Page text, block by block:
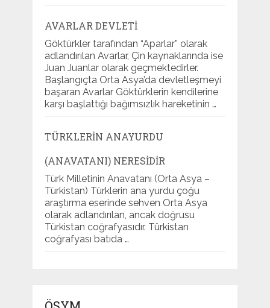
AVARLAR DEVLETI
Göktürkler tarafından “Aparlar” olarak
adlandırılan Avarlar, Çin kaynaklarında ise
Juan Juanlar olarak geçmektedirler.
Başlangıçta Orta Asya’da devletleşmeyi
başaran Avarlar Göktürklerin kendilerine
karşı başlattığı bağımsızlık hareketinin …
TÜRKLERIN ANAYURDU
(ANAVATANI) NERESIDIR
Türk Milletinin Anavatanı (Orta Asya –
Türkistan) Türklerin ana yurdu çoğu
araştırma eserinde sehven Orta Asya
olarak adlandırılan, ancak doğrusu
Türkistan coğrafyasıdır. Türkistan
coğrafyası batıda …